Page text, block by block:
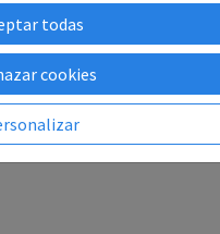
todas
cookies